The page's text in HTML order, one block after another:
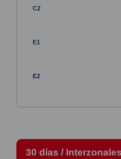
30 días / Interzonales